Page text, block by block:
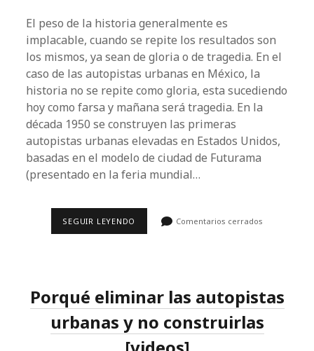
El peso de la historia generalmente es
implacable, cuando se repite los resultados son
los mismos, ya sean de gloria o de tragedia. En el
caso de las autopistas urbanas en México, la
historia no se repite como gloria, esta sucediendo
hoy como farsa y mañana será tragedia. En la
década 1950 se construyen las primeras
autopistas urbanas elevadas en Estados Unidos,
basadas en el modelo de ciudad de Futurama
(presentado en la feria mundial…
SEGUIR LEYENDO AUTOPISTAS
TRAGEDIA
Comentarios cerrados
Porqué eliminar las autopistas
urbanas y no construirlas